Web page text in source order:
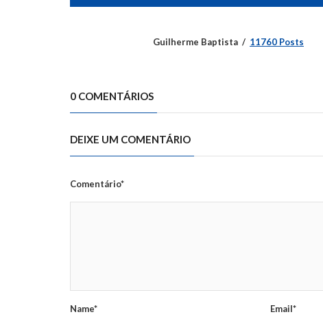
Guilherme Baptista 11760 Posts
0 COMENTÁRIOS
DEIXE UM COMENTÁRIO
Comentário*
Name* Email*